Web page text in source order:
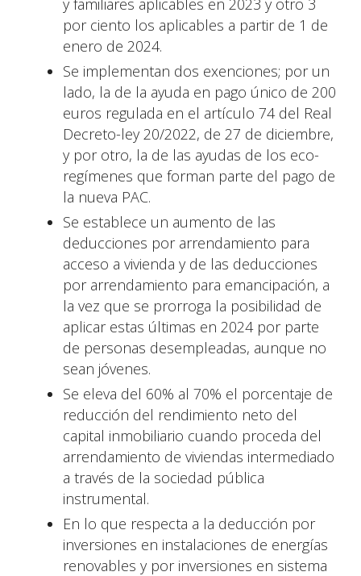
y familiares aplicables en 2023 y otro 3
por ciento los aplicables a partir de 1 de
enero de 2024.
Se implementan dos exenciones; por un
lado, la de la ayuda en pago único de 200
euros regulada en el artículo 74 del Real
Decreto-ley 20/2022, de 27 de diciembre,
y por otro, la de las ayudas de los eco-
regímenes que forman parte del pago de
la nueva PAC.
Se establece un aumento de las
deducciones por arrendamiento para
acceso a vivienda y de las deducciones
por arrendamiento para emancipación, a
la vez que se prorroga la posibilidad de
aplicar estas últimas en 2024 por parte
de personas desempleadas, aunque no
sean jóvenes.
Se eleva del 60% al 70% el porcentaje de
reducción del rendimiento neto del
capital inmobiliario cuando proceda del
arrendamiento de viviendas intermediado
a través de la sociedad pública
instrumental.
En lo que respecta a la deducción por
inversiones en instalaciones de energías
renovables y por inversiones en sistema